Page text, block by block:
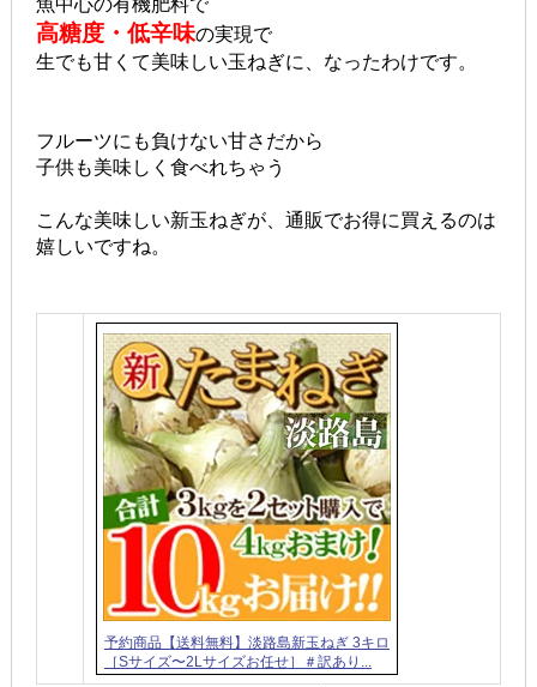
高糖度・低辛味の実現で
生でも甘くて美味しい玉ねぎに、なったわけです。
フルーツにも負けない甘さだから
子供も美味しく食べれちゃう
こんな美味しい新玉ねぎが、通販でお得に買えるのは
嬉しいですね。
予約商品【送料無料】淡路島新玉ねぎ 3キロ
［Sサイズ〜2Lサイズお任せ］＃訳あり...